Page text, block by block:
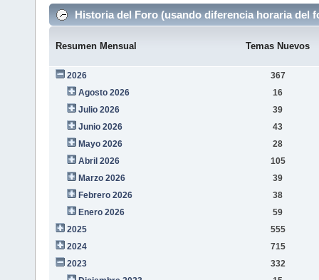
Historia del Foro (usando diferencia horaria del
Resumen Mensual Temas Nuevos
2026
367
Agosto 2026
16
Julio 2026
39
Junio 2026
43
Mayo 2026
28
Abril 2026
105
Marzo 2026
39
Febrero 2026
38
Enero 2026
59
2025
555
2024
715
2023
332